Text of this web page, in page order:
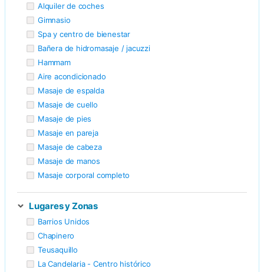
Alquiler de coches
Gimnasio
Spa y centro de bienestar
Bañera de hidromasaje / jacuzzi
Hammam
Aire acondicionado
Masaje de espalda
Masaje de cuello
Masaje de pies
Masaje en pareja
Masaje de cabeza
Masaje de manos
Masaje corporal completo
Lugares y Zonas
Barrios Unidos
Chapinero
Teusaquillo
La Candelaria - Centro histórico